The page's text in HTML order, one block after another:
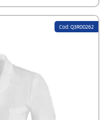
Cod: Q3R00262